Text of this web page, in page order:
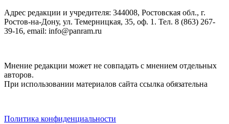
Адрес редакции и учредителя: 344008, Ростовская обл., г.
Ростов-на-Дону, ул. Темерницкая, 35, оф. 1. Тел. 8 (863) 267-
39-16, email: info@panram.ru
Мнение редакции может не совпадать с мнением отдельных
авторов.
При использовании материалов сайта ссылка обязательна
Политика конфиденциальности